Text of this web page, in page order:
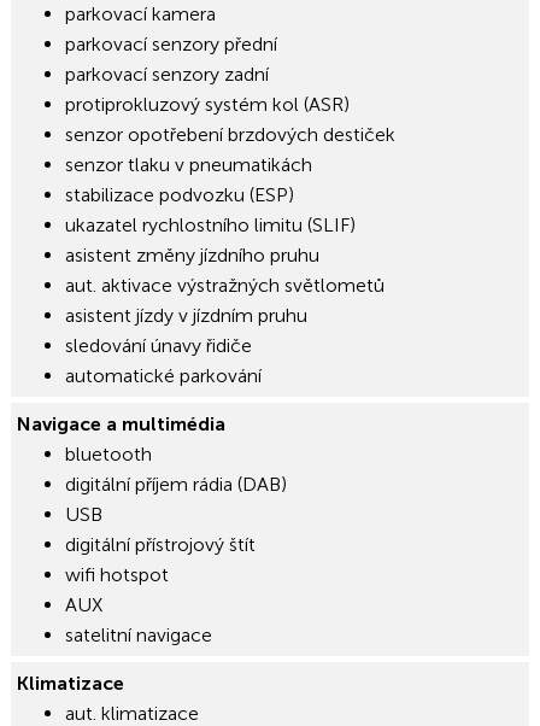
parkovací kamera
parkovací senzory přední
parkovací senzory zadní
protiprokluzový systém kol (ASR)
senzor opotřebení brzdových destiček
senzor tlaku v pneumatikách
stabilizace podvozku (ESP)
ukazatel rychlostního limitu (SLIF)
asistent změny jízdního pruhu
aut. aktivace výstražných světlometů
asistent jízdy v jízdním pruhu
sledování únavy řidiče
automatické parkování
Navigace a multimédia
bluetooth
digitální příjem rádia (DAB)
USB
digitální přístrojový štít
wifi hotspot
AUX
satelitní navigace
Klimatizace
aut. klimatizace